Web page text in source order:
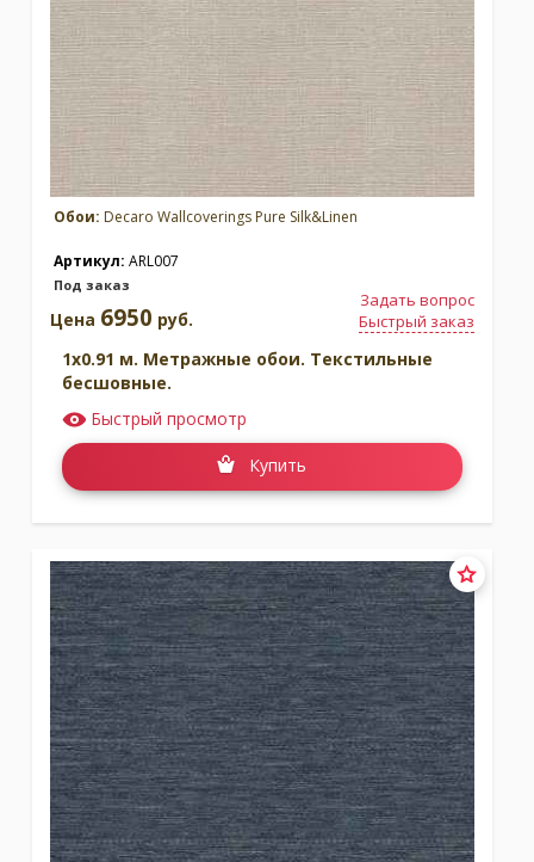
Обои: Decaro Wallcoverings Pure Silk&Linen
Артикул: ARL007
Под заказ
Задать вопрос
Быстрый заказ
Цена 6950 руб.
1x0.91 м. Метражные обои. Текстильные
бесшовные.
Быстрый просмотр
Купить